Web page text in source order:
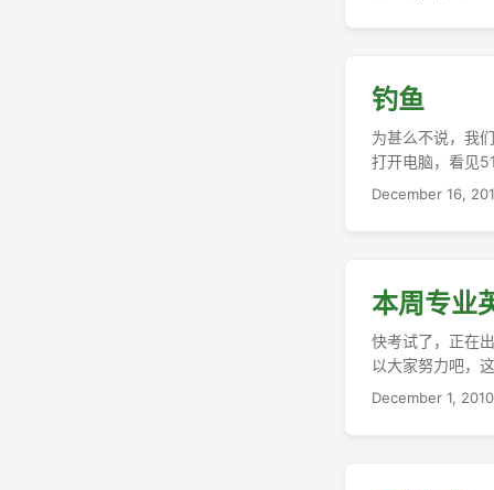
钓鱼
为甚么不说，我
打开电脑，看见
鱼网站骗去。 ...
December 16,
本周专业
快考试了，正在
以大家努力吧，
December 1, 2010